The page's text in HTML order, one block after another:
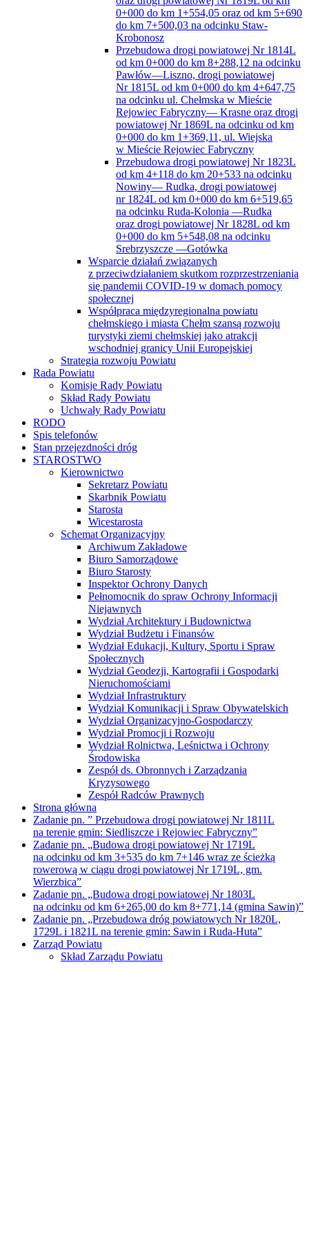
0+000 do km 1+554,05 oraz od km 5+690
do km 7+500,03 na odcinku Staw-
Krobonosz
Przebudowa drogi powiatowej Nr 1814L
od km 0+000 do km 8+288,12 na odcinku
Pawłów—Liszno, drogi powiatowej
Nr 1815L od km 0+000 do km 4+647,75
na odcinku ul. Chełmska w Mieście
Rejowiec Fabryczny— Krasne oraz drogi
powiatowej Nr 1869L na odcinku od km
0+000 do km 1+369,11, ul. Wiejska
w Mieście Rejowiec Fabryczny
Przebudowa drogi powiatowej Nr 1823L
od km 4+118 do km 20+533 na odcinku
Nowiny— Rudka, drogi powiatowej
nr 1824L od km 0+000 do km 6+519,65
na odcinku Ruda-Kolonia —Rudka
oraz drogi powiatowej Nr 1828L od km
0+000 do km 5+548,08 na odcinku
Srebrzyszcze —Gotówka
Wsparcie działań związanych
z przeciwdziałaniem skutkom rozprzestrzeniania
się pandemii COVID-19 w domach pomocy
społecznej
Współpraca międzyregionalna powiatu
chełmskiego i miasta Chełm szansą rozwoju
turystyki ziemi chełmskiej jako atrakcji
wschodniej granicy Unii Europejskiej
Strategia rozwoju Powiatu
Rada Powiatu
Komisje Rady Powiatu
Skład Rady Powiatu
Uchwały Rady Powiatu
RODO
Spis telefonów
Stan przejezdności dróg
STAROSTWO
Kierownictwo
Sekretarz Powiatu
Skarbnik Powiatu
Starosta
Wicestarosta
Schemat Organizacyjny
Archiwum Zakładowe
Biuro Samorządowe
Biuro Starosty
Inspektor Ochrony Danych
Pełnomocnik do spraw Ochrony Informacji
Niejawnych
Wydział Architektury i Budownictwa
Wydział Budżetu i Finansów
Wydział Edukacji, Kultury, Sportu i Spraw
Społecznych
Wydział Geodezji, Kartografii i Gospodarki
Nieruchomościami
Wydział Infrastruktury
Wydział Komunikacji i Spraw Obywatelskich
Wydział Organizacyjno-Gospodarczy
Wydział Promocji i Rozwoju
Wydział Rolnictwa, Leśnictwa i Ochrony
Środowiska
Zespół ds. Obronnych i Zarządzania
Kryzysowego
Zespół Radców Prawnych
Strona główna
Zadanie pn. ” Przebudowa drogi powiatowej Nr 1811L
na terenie gmin: Siedliszcze i Rejowiec Fabryczny”
Zadanie pn. „Budowa drogi powiatowej Nr 1719L
na odcinku od km 3+535 do km 7+146 wraz ze ścieżką
rowerową w ciągu drogi powiatowej Nr 1719L, gm.
Wierzbica”
Zadanie pn. „Budowa drogi powiatowej Nr 1803L
na odcinku od km 6+265,00 do km 8+771,14 (gmina Sawin)”
Zadanie pn. „Przebudowa dróg powiatowych Nr 1820L,
1729L i 1821L na terenie gmin: Sawin i Ruda-Huta”
Zarząd Powiatu
Skład Zarządu Powiatu